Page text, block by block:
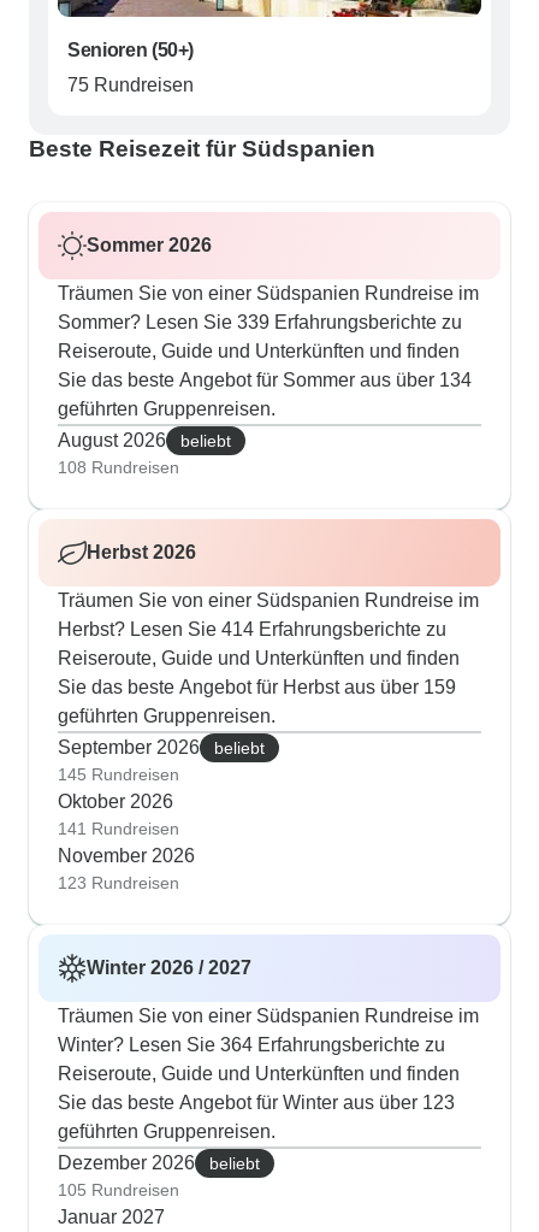
Senioren (50+)
75 Rundreisen
Beste Reisezeit für Südspanien
Sommer 2026
Träumen Sie von einer Südspanien Rundreise im
Sommer? Lesen Sie 339 Erfahrungsberichte zu
Reiseroute, Guide und Unterkünften und finden
Sie das beste Angebot für Sommer aus über 134
geführten Gruppenreisen.
August 2026
beliebt
108 Rundreisen
Herbst 2026
Träumen Sie von einer Südspanien Rundreise im
Herbst? Lesen Sie 414 Erfahrungsberichte zu
Reiseroute, Guide und Unterkünften und finden
Sie das beste Angebot für Herbst aus über 159
geführten Gruppenreisen.
September 2026
beliebt
145 Rundreisen
Oktober 2026
141 Rundreisen
November 2026
123 Rundreisen
Winter 2026 / 2027
Träumen Sie von einer Südspanien Rundreise im
Winter? Lesen Sie 364 Erfahrungsberichte zu
Reiseroute, Guide und Unterkünften und finden
Sie das beste Angebot für Winter aus über 123
geführten Gruppenreisen.
Dezember 2026
beliebt
105 Rundreisen
Januar 2027